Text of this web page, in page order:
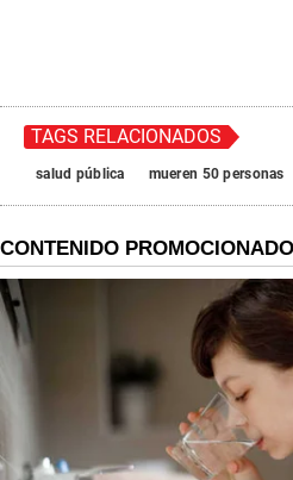
TAGS RELACIONADOS
salud pública mueren 50 personas